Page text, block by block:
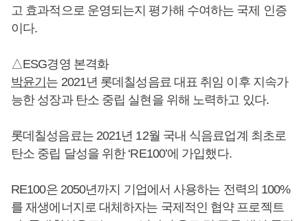
고 효과적으로 운영되는지 평가해 수여하는 국제 인증
이다.
△ESG경영 본격화
박윤기는 2021년 롯데칠성음료 대표 취임 이후 지속가
능한 성장과 탄소 중립 실현을 위해 노력하고 있다.
롯데칠성음료는 2021년 12월 국내 식음료업계 최초로
탄소 중립 달성을 위한 ‘RE100’에 가입했다.
RE100은 2050년까지 기업에서 사용하는 전력의 100%
를 재생에너지로 대체하자는 국제적인 협약 프로젝트